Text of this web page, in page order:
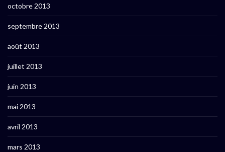
octobre 2013
septembre 2013
août 2013
juillet 2013
juin 2013
mai 2013
avril 2013
mars 2013